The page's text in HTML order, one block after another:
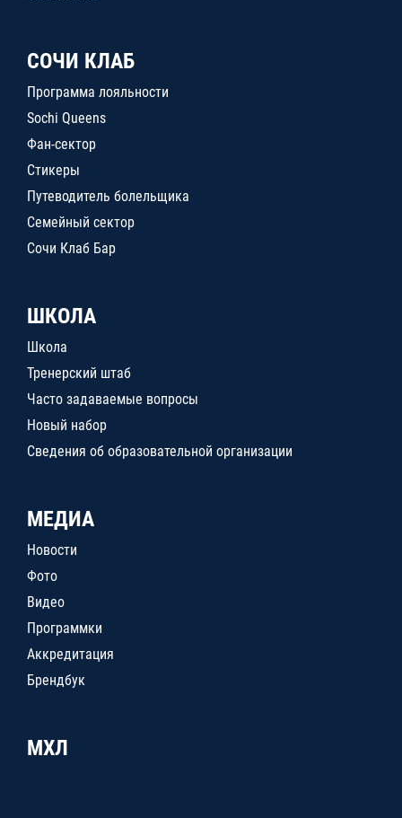
СОЧИ КЛАБ
Программа лояльности
Sochi Queens
Фан-сектор
Стикеры
Путеводитель болельщика
Семейный сектор
Сочи Клаб Бар
ШКОЛА
Школа
Тренерский штаб
Часто задаваемые вопросы
Новый набор
Сведения об образовательной организации
МЕДИА
Новости
Фото
Видео
Программки
Аккредитация
Брендбук
МХЛ